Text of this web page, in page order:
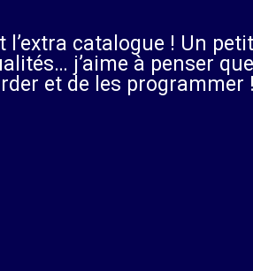
l’extra catalogue ! Un
j’aime à penser
et de les